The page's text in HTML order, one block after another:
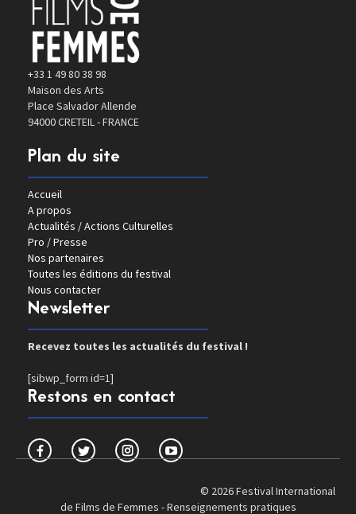
+33 1 49 80 38 98
Maison des Arts
Place Salvador Allende
94000 CRETEIL - FRANCE
Plan du site
Accueil
A propos
Actualités / Actions Culturelles
Pro / Presse
Nos partenaires
Toutes les éditions du festival
Nous contacter
Newsletter
Recevez toutes les actualités du festival !
[sibwp_form id=1]
Restons en contact
© 2026 Festival International
de Films de Femmes -Renseignements pratiques